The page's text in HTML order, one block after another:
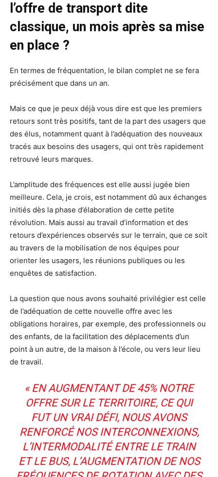
l’offre de transport dite
classique, un mois après sa mise
en place ?
En termes de fréquentation, le bilan complet ne se fera
précisément que dans un an.
Mais ce que je peux déjà vous dire est que les premiers
retours sont très positifs, tant de la part des usagers que
des élus, notamment quant à l’adéquation des nouveaux
tracés aux besoins des usagers, qui ont très rapidement
retrouvé leurs marques.
L’amplitude des fréquences est elle aussi jugée bien
meilleure. Cela, je crois, est notamment dû aux échanges
initiés dès la phase d’élaboration de cette petite
révolution. Mais aussi au travail d’information et des
retours d’expériences observés sur le terrain, que ce soit
au travers de la mobilisation de nos équipes pour
orienter les usagers, les réunions publiques ou les
enquêtes de satisfaction.
La question que nous avons souhaité privilégier est celle
de l’adéquation de cette nouvelle offre avec les
obligations horaires, par exemple, des professionnels ou
des enfants, de la facilitation des déplacements d’un
point à un autre, de la maison à l’école, ou vers leur lieu
de travail.
« EN AUGMENTANT DE 45% NOTRE
OFFRE SUR LE TERRITOIRE, CE QUI
FUT UN VRAI DÉFI, NOUS AVONS
RENFORCÉ NOS INTERCONNEXIONS,
L’INTERMODALITÉ ENTRE LE TRAIN
ET LE BUS, L’AUGMENTATION DE NOS